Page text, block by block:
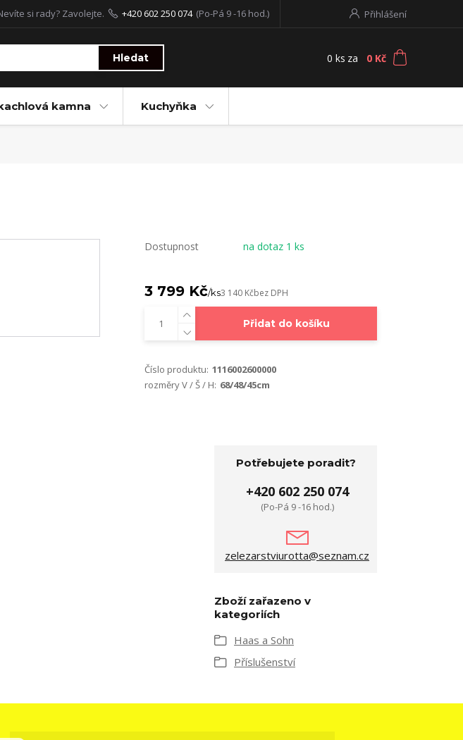
Přihlášení
Hledat
si rady? Zavolejte. +420 602 250 074 (Po-Pá 9 -16 hod.)
0 ks za 0 Kč
kamna Kuchyňka
Dostupnost na dotaz 1 ks
3 799 Kč/ks3 140 Kčbez DPH
Přidat do košíku
Číslo produktu: 1116002600000
rozměry V / Š / H: 68/48/45cm
Potřebujete poradit?
+420 602 250 074
(Po-Pá 9 -16 hod.)
zelezarstviurotta@seznam.cz
Zboží zařazeno v
kategoriích
Haas a Sohn
Příslušenství